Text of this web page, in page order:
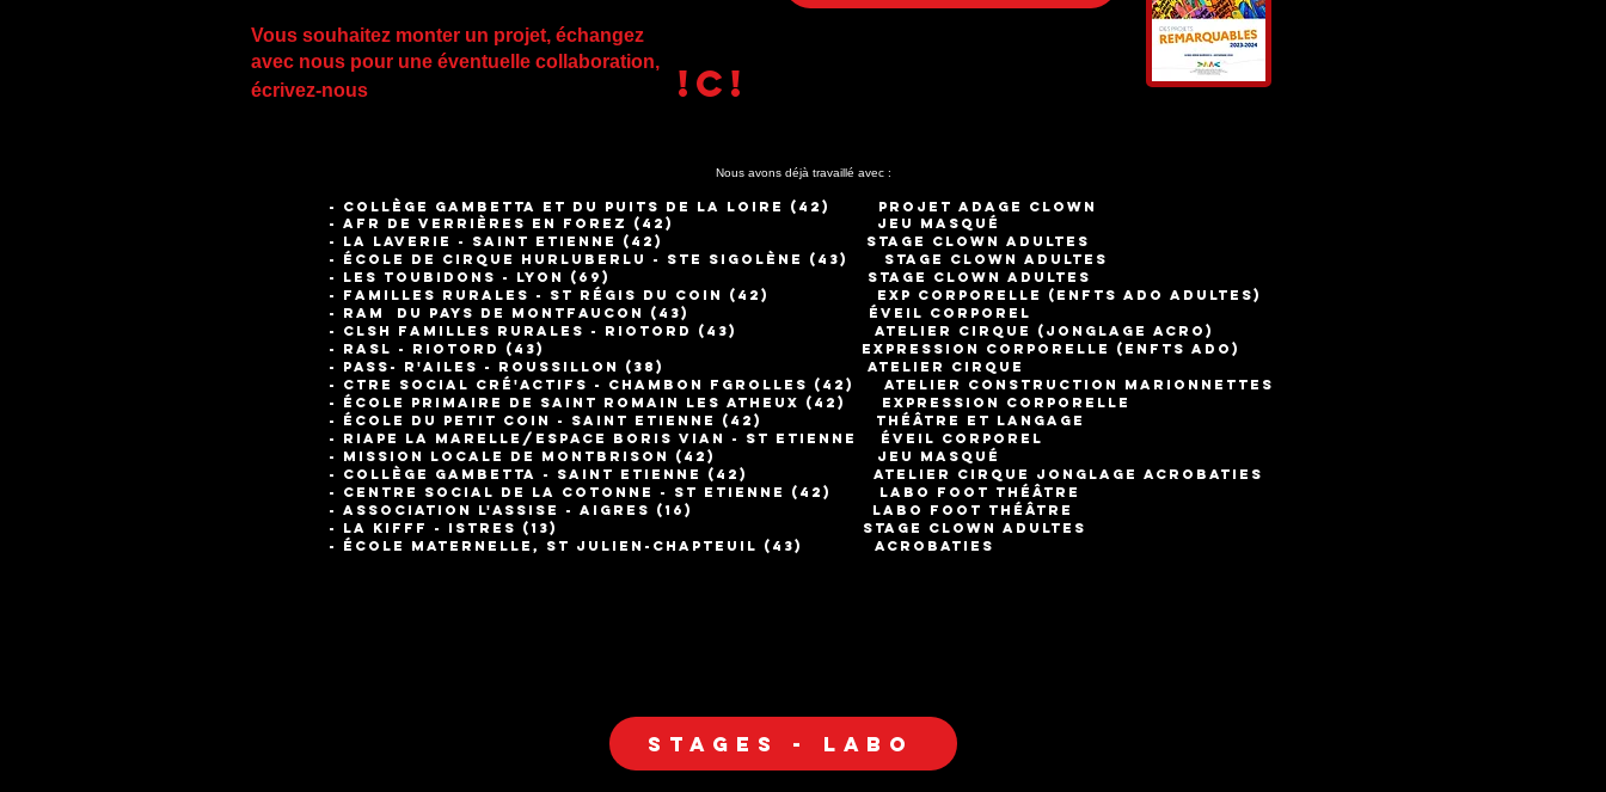
!C!
Vous souhaitez monter un projet, échangez
avec nous pour une éventuelle collaboration,
écrivez-nous
Nous avons déjà travaillé avec :
- COLL è GE GAMBETTA et du Puits de la Loire (42) projet adage CLOWN
- AFR de Verrières en Forez (42) jeu masqué
- La Laverie - Saint Etienne (42) STAGE clown adultes
- école de cirque Hurluberlu - Ste Sigolène (43) STAGE clown adultes
- Les Toubidons - Lyon (69) STAGE clown adultes
- Familles Rurales - St Régis du coin (42) exp corporelle (enfts ado adultes)
- RAM du pays de Montfaucon (43) éveil corporel
- CLSH Familles Rurales - Riotord (43) atelier cirque (jonglage acro)
- RASL - Riotord (43) expression corporelle (enfts ado)
- Pass- r'ailes - Roussillon (38) atelier cirque
- Ctre social Cré'actifs - Chambon FGrolles (42) atelier construction marionnettes
- école primaire de Saint Romain les Atheux (42) expression corporelle
- école du Petit Coin - Saint Etienne (42) théâtre et langage
- RIAPE la Marelle/Espace Boris Vian - St Etienne éveil corporel
- Mission locale de Montbrison (42) jeu masqué
- Collège Gambetta - Saint Etienne (42) atelier cirque jonglage acrobaties
- Centre social de la Cotonne - St Etienne (42) labo foot théâtre
- Association l'Assise - Aigres (16) labo foot théâtre
- la Kifff - Istres (13) STAGE clown adultes
- é cole maternelle, st julien-chapteuil (43) acrobaties
Stages - Labo